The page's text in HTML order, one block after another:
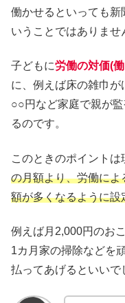
働かせるといっても新
いうことではありませ
子どもに労働の対価(
に、例えば床の雑巾
○○円など家庭で親が
るのです。
このときのポイント
の月額より、労働に
額が多くなるように設
例えば月2,000円のお
1カ月家の掃除などを
払ってあげるといいで